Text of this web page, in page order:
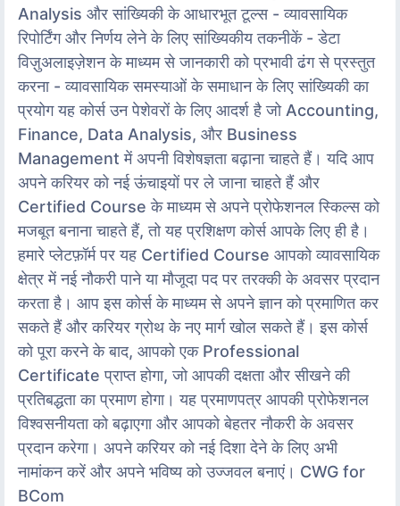
Analysis और सांख्यिकी के आधारभूत टूल्स - व्यावसायिक
रिपोर्टिंग और निर्णय लेने के लिए सांख्यिकीय तकनीकें - डेटा
विज़ुअलाइज़ेशन के माध्यम से जानकारी को प्रभावी ढंग से प्रस्तुत
करना - व्यावसायिक समस्याओं के समाधान के लिए सांख्यिकी का
प्रयोग यह कोर्स उन पेशेवरों के लिए आदर्श है जो Accounting,
Finance, Data Analysis, और Business
Management में अपनी विशेषज्ञता बढ़ाना चाहते हैं। यदि आप
अपने करियर को नई ऊंचाइयों पर ले जाना चाहते हैं और
Certified Course के माध्यम से अपने प्रोफेशनल स्किल्स को
मजबूत बनाना चाहते हैं, तो यह प्रशिक्षण कोर्स आपके लिए ही है।
हमारे प्लेटफ़ॉर्म पर यह Certified Course आपको व्यावसायिक
क्षेत्र में नई नौकरी पाने या मौजूदा पद पर तरक्की के अवसर प्रदान
करता है। आप इस कोर्स के माध्यम से अपने ज्ञान को प्रमाणित कर
सकते हैं और करियर ग्रोथ के नए मार्ग खोल सकते हैं। इस कोर्स
को पूरा करने के बाद, आपको एक Professional
Certificate प्राप्त होगा, जो आपकी दक्षता और सीखने की
प्रतिबद्धता का प्रमाण होगा। यह प्रमाणपत्र आपकी प्रोफेशनल
विश्वसनीयता को बढ़ाएगा और आपको बेहतर नौकरी के अवसर
प्रदान करेगा। अपने करियर को नई दिशा देने के लिए अभी
नामांकन करें और अपने भविष्य को उज्जवल बनाएं। CWG for
BCom